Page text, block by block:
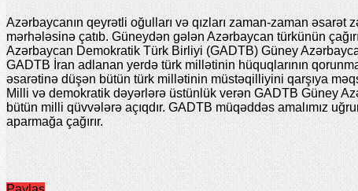
Azərbaycanın qeyrətli oğulları və qızları zaman-zaman
mərhələsinə çatıb. Güneydən gələn Azərbaycan türkünün
Azərbaycan Demokratik Türk Birliyi (GADTB) Güney
GADTB İran adlanan yerdə türk millətinin hüquqlarının
əsarətinə düşən bütün türk millətinin müstəqilliyini qarşıya
Milli və demokratik dəyərlərə üstünlük verən GADTB Güney
bütün milli qüvvələrə açıqdır. GADTB müqəddəs amalımız
aparmağa çağırır.